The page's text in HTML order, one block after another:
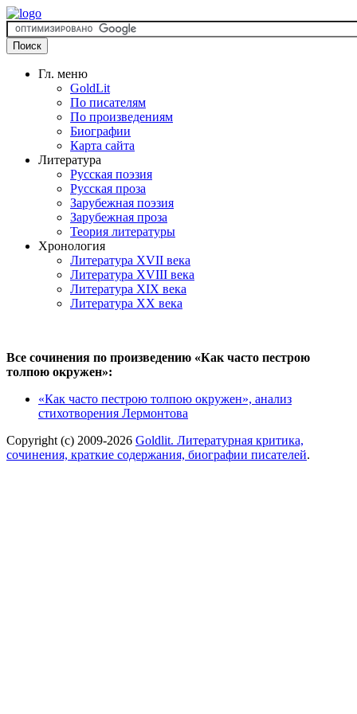
Гл. меню
GoldLit
По писателям
По произведениям
Биографии
Карта сайта
Литература
Русская поэзия
Русская проза
Зарубежная поэзия
Зарубежная проза
Теория литературы
Хронология
Литература XVII века
Литература XVIII века
Литература XIX века
Литература XX века
Все сочинения по произведению «Как часто пестрою
толпою окружен»:
«Как часто пестрою толпою окружен», анализ
стихотворения Лермонтова
Copyright (c) 2009-2026 Goldlit. Литературная критика,
сочинения, краткие содержания, биографии писателей.